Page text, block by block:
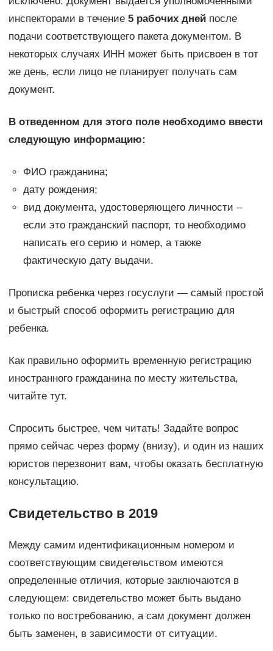
инспекторами в течение 5 рабочих днейпосле
подачи соответствующего пакета документом. В
некоторых случаях ИНН может быть присвоен в тот
же день, если лицо не планирует получать сам
документ.
В отведенном для этого поле необходимо ввести
следующую информацию:
ФИО гражданина;
дату рождения;
вид документа, удостоверяющего личности –
если это гражданский паспорт, то необходимо
написать его серию и номер, а также
фактическую дату выдачи.
Прописка ребенка через госуслуги — самый простой
и быстрый способ оформить регистрацию для
ребенка.
Как правильно оформить временную регистрацию
иностранного гражданина по месту жительства,
читайте тут.
Спросить быстрее, чем читать! Задайте вопрос
прямо сейчас через форму (внизу), и один из наших
юристов перезвонит вам, чтобы оказать бесплатную
консультацию.
Свидетельство в 2019
Между самим идентификационным номером и
соответствующим свидетельством имеются
определенные отличия, которые заключаются в
следующем: свидетельство может быть выдано
только по востребованию, а сам документ должен
быть заменен, в зависимости от ситуации.